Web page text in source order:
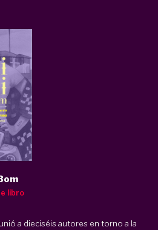
libro
a dieciséis autores en torno a la